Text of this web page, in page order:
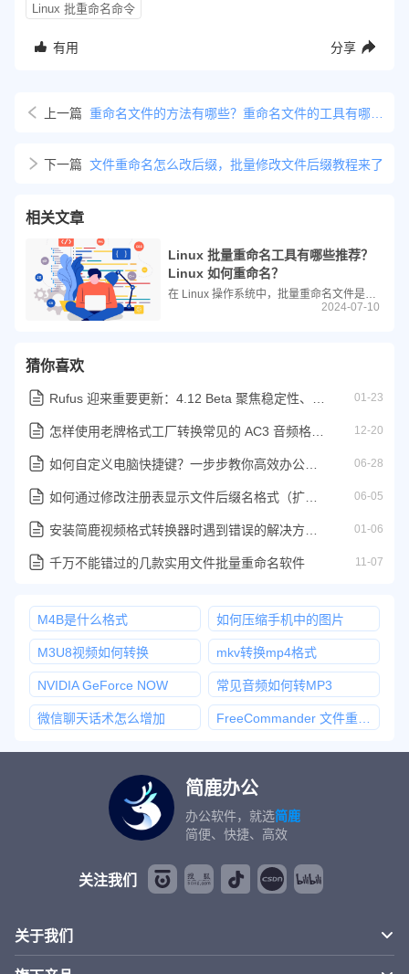
Linux 批重命名命令
有用 分享
上一篇
下一篇 文件重命名怎么改后缀，批量修改文件后缀教程来了
相关文章
Linux 批量重命名工具有哪些推荐？
Linux 如何重命名？
在 Linux 操作系统中，批量重命名文件是一项常见的需求，尤其在处理大量媒体文件、文档或数据集时。幸运的是，Linux 生态系统提供了多种强大且灵活的工具来满足这一需求。
2024-07-10
猜你喜欢
01-23
12-20
06-28
06-05
01-06
千万不能错过的几款实用文件批量重命名软件 11-07
M4B是什么格式 如何压缩手机中的图片
M3U8视频如何转换 mkv转换mp4格式
NVIDIA GeForce NOW 常见音频如何转MP3
微信聊天话术怎么增加
简鹿办公
办公软件，就选简鹿
简便、快捷、高效
关注我们
关于我们